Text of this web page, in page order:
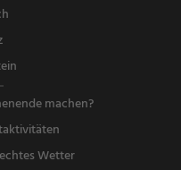
machen?
Wetter